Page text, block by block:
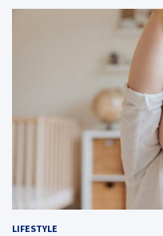
LIFESTYLE